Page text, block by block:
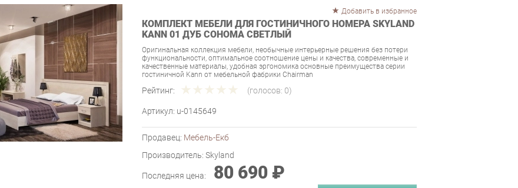
Добавить в избранное
КОМПЛЕКТ МЕБЕЛИ ДЛЯ ГОСТИНИЧНОГО НОМЕРА SKYLAND
KANN 01 ДУБ СОНОМА СВЕТЛЫЙ
Оригинальная коллекция мебели, необычные интерьерные решения без потери
функциональности, оптимальное соотношение цены и качества, современные и
качественные материалы, удобная эргономика основные преимущества серии
гостиничной Kann от мебельной фабрики Chairman
Рейтинг: (голосов: 0)
Артикул: u-0145649
Продавец: Мебель-Екб
Производитель: Skyland
Последняя цена: 80 690 ₽